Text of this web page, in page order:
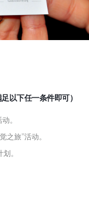
以下任一条件即可）
。
之旅”活动。
。